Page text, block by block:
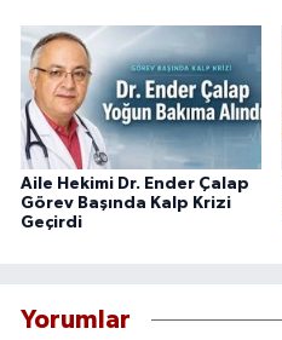
Aile Hekimi Dr. Ender Çalap
Görev Başında Kalp Krizi
Geçirdi
Yorumlar